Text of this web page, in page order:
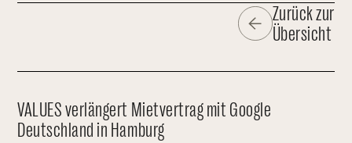
Zurück zur
Übersicht
VALUES verlängert Mietvertrag mit Google
Deutschland in Hamburg